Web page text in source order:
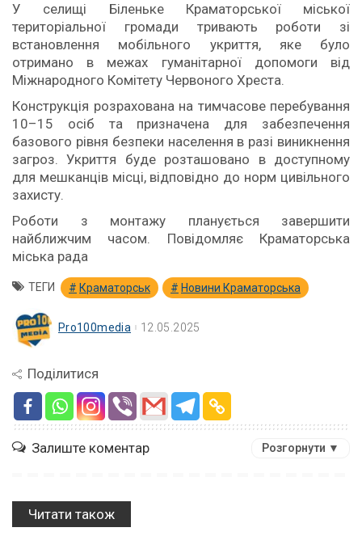
У селищі Біленьке Краматорської міської
територіальної громади тривають роботи зі
встановлення мобільного укриття, яке було
отримано в межах гуманітарної допомоги від
Міжнародного Комітету Червоного Хреста.
Конструкція розрахована на тимчасове перебування
10–15 осіб та призначена для забезпечення
базового рівня безпеки населення в разі виникнення
загроз. Укриття буде розташовано в доступному
для мешканців місці, відповідно до норм цивільного
захисту.
Роботи з монтажу планується завершити
найближчим часом. Повідомляє Краматорська
міська рада
ТЕГИ Краматорськ Новини Краматорська
Pro100media 12.05.2025
Поділитися
Залиште коментар Розгорнути ▼
Читати також